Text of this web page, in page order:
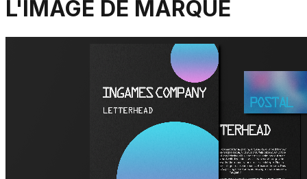
L'IMAGE DE MARQUE